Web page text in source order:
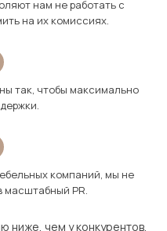
нам не работать с
на их комиссиях.
так, чтобы максимально
компаний, мы не
масштабный PR.
ниже, чем у конкурентов.